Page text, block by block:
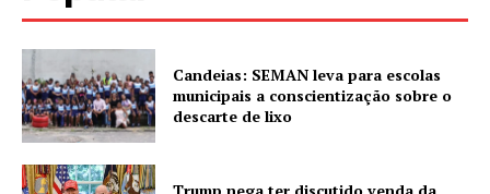
Candeias: SEMAN leva para escolas
municipais a conscientização sobre o
descarte de lixo